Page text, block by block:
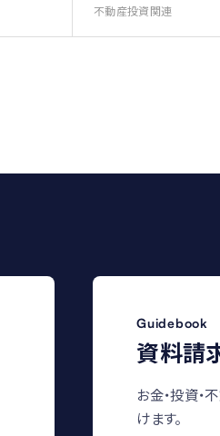
不動産投資関連
Guidebook
資料請
お金・投資
けます。